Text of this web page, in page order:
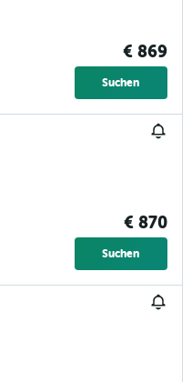
€ 869
Suchen
€ 870
Suchen